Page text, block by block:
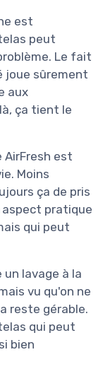
est
peut
Le fait
joue sûrement
aux
ça tient le
est
Moins
ça de pris
aspect pratique
qui peut
lavage à la
vu qu'on ne
reste gérable.
qui peut
bien